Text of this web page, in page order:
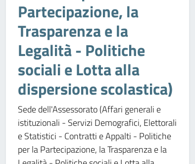
Partecipazione, la
Trasparenza e la
Legalità - Politiche
sociali e Lotta alla
dispersione scolastica)
Sede dell'Assessorato (Affari generali e
istituzionali - Servizi Demografici, Elettorali
e Statistici - Contratti e Appalti - Politiche
per la Partecipazione, la Trasparenza e la